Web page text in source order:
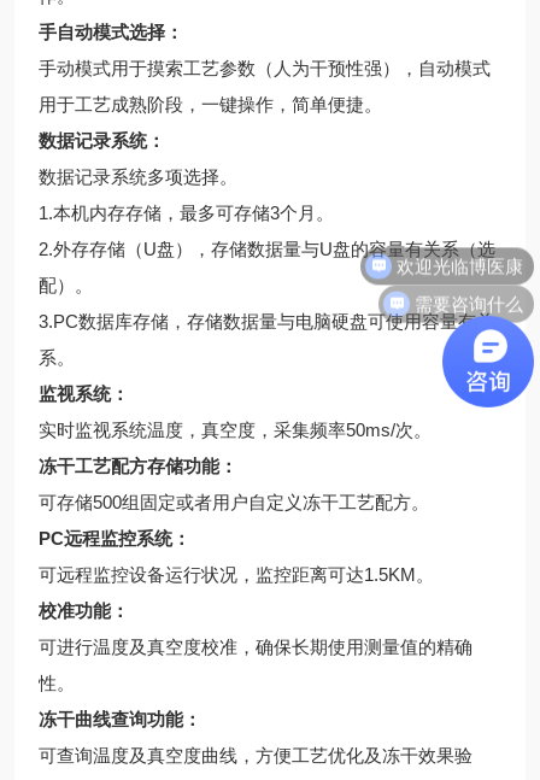
手自动模式选择：
手动模式用于摸索工艺参数（人为干预性强），自动模式
用于工艺成熟阶段，一键操作，简单便捷。
数据记录系统：
数据记录系统多项选择。
1.本机内存存储，最多可存储3个月。
2.外存存储（U盘），存储数据量与U盘的容量有关系（选
配）。
3.PC数据库存储，存储数据量与电脑硬盘可使用容量有关
系。
监视系统：
实时监视系统温度，真空度，采集频率50ms/次。
冻干工艺配方存储功能：
可存储500组固定或者用户自定义冻干工艺配方。
PC远程监控系统：
可远程监控设备运行状况，监控距离可达1.5KM。
校准功能：
可进行温度及真空度校准，确保长期使用测量值的精确
性。
冻干曲线查询功能：
可查询温度及真空度曲线，方便工艺优化及冻干效果验
欢迎光临博医康
需要咨询什么